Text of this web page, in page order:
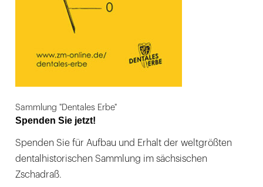
Sammlung "Dentales Erbe"
Spenden Sie jetzt!
Spenden Sie für Aufbau und Erhalt der weltgrößten
dentalhistorischen Sammlung im sächsischen
Zschadraß.